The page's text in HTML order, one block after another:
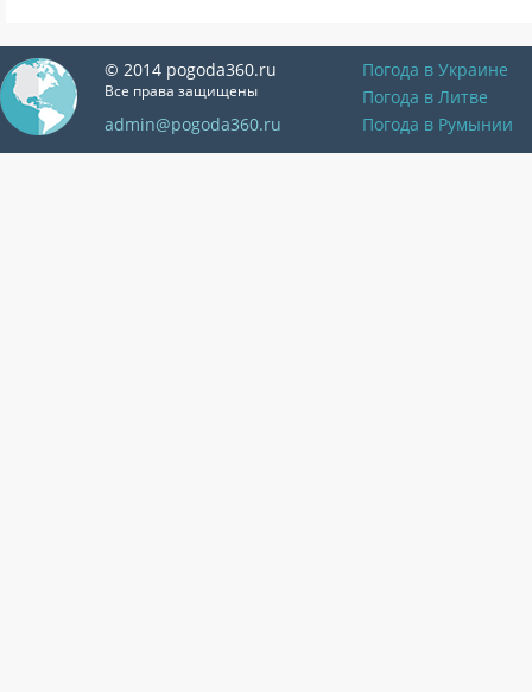
© 2014 pogoda360.ru
Все права защищены
admin@pogoda360.ru
Погода в Украине
Погода в Литве
Погода в Румынии